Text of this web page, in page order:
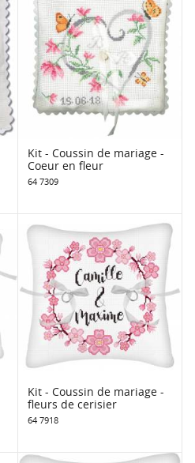
Kit - Coussin de mariage -
Coeur en fleur
64 7309
Kit - Coussin de mariage -
fleurs de cerisier
64 7918